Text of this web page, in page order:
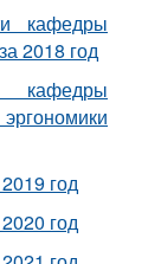
кафедры
2018 год
кафедры
год
год